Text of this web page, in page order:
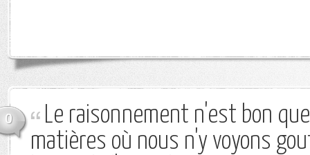
0
Le raisonnement n'est bon
matières où nous n'y voyons